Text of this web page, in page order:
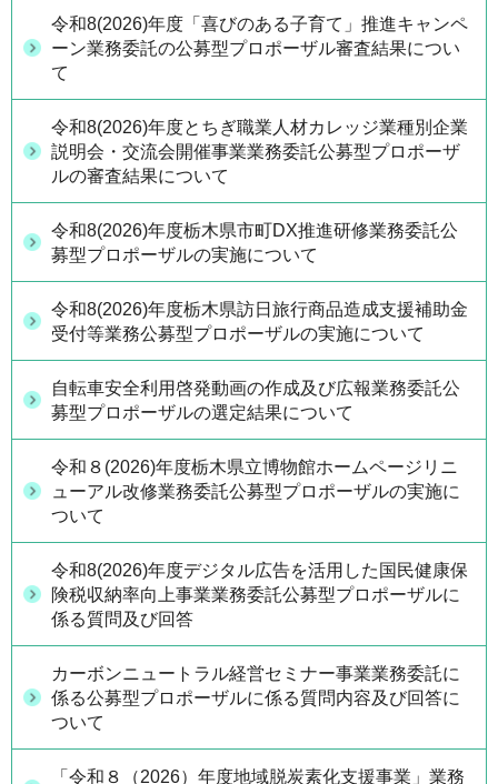
令和8(2026)年度「喜びのある子育て」推進キャンペ
ーン業務委託の公募型プロポーザル審査結果につい
て
令和8(2026)年度とちぎ職業人材カレッジ業種別企業
説明会・交流会開催事業業務委託公募型プロポーザ
ルの審査結果について
令和8(2026)年度栃木県市町DX推進研修業務委託公
募型プロポーザルの実施について
令和8(2026)年度栃木県訪日旅行商品造成支援補助金
受付等業務公募型プロポーザルの実施について
自転車安全利用啓発動画の作成及び広報業務委託公
募型プロポーザルの選定結果について
令和８(2026)年度栃木県立博物館ホームページリニ
ューアル改修業務委託公募型プロポーザルの実施に
ついて
令和8(2026)年度デジタル広告を活用した国民健康保
険税収納率向上事業業務委託公募型プロポーザルに
係る質問及び回答
カーボンニュートラル経営セミナー事業業務委託に
係る公募型プロポーザルに係る質問内容及び回答に
ついて
「令和８（2026）年度地域脱炭素化支援事業」業務